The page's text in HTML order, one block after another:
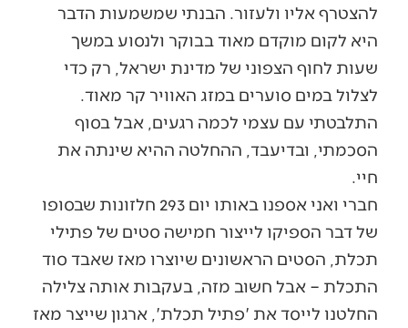
להצטרף אליו ולעזור. הבנתי שמשמעות הדבר
היא לקום מוקדם מאוד בבוקר ולנסוע במשך
שעות לחוף הצפוני של מדינת ישראל, רק כדי
לצלול במים סוערים במזג האוויר קר מאוד.
התלבטתי עם עצמי לכמה רגעים, אבל בסוף
הסכמתי, ובדיעבד, ההחלטה ההיא שינתה את
חיי.
חברי ואני אספנו באותו יום 293 חלזונות שבסופו
של דבר הספיקו לייצור חמישה סטים של פתילי
תכלת, הסטים הראשונים שיוצרו מאז שאבד סוד
התכלת – אבל חשוב מזה, בעקבות אותה צלילה
החלטנו לייסד את 'פתיל תכלת', ארגון שייצר מאז